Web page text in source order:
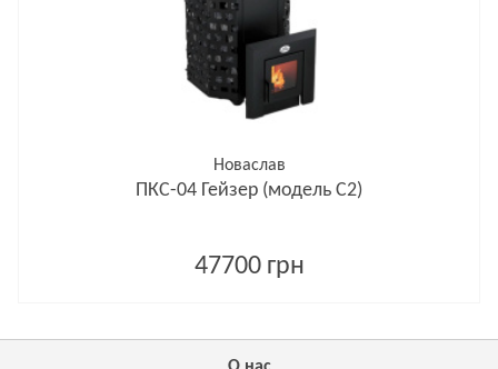
Новаслав
ПКС-04 Гейзер (модель С2)
47700 грн